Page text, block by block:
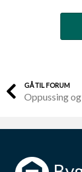
GÅ TIL FORUM
Oppussing